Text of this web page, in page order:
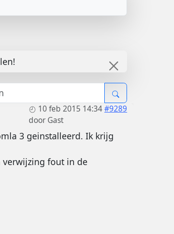
10 feb 2015 14:34#9289
door Gast
3 geinstalleerd. Ik krijg
verwijzing fout in de